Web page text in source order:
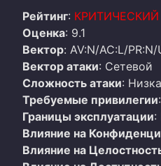
Рейтинг: КРИТИЧЕСКИЙ
Оценка: 9.1
Вектор: AV:N/AC:L/
Вектор атаки: Сетевой
Сложность атаки:
Требуемые привилегии
Границы эксплуатации:
Влияние на
Влияние на